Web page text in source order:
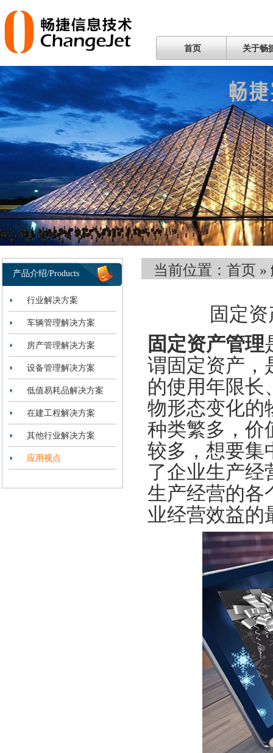
首页 关于畅
产品介绍/Products
行业解决方案
车辆管理解决方案
房产管理解决方案
设备管理解决方案
低值易耗品解决方案
在建工程解决方案
其他行业解决方案
应用视点
当前位置： 首页 »
固定
固定资产管理
谓固定资产，
的使用年限长
物形态变化的
种类繁多，价
较多，想要集
了企业生产经
生产经营的各
业经营效益的